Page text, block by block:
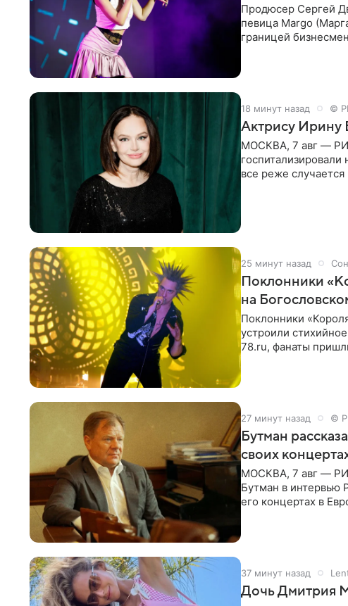
Продюсер Сергей
певица Margo
границей
18 минут назад ©
Актрису Ирину
МОСКВА, 7 авг —
все реже
25 минут назад
Поклонники
на
Поклонники
устроили
78.ru, фанаты
27 минут назад ©
Бутман
своих
МОСКВА, 7 авг —
Бутман в интервью
его концертах в
37 минут назад
Дочь Дмитрия